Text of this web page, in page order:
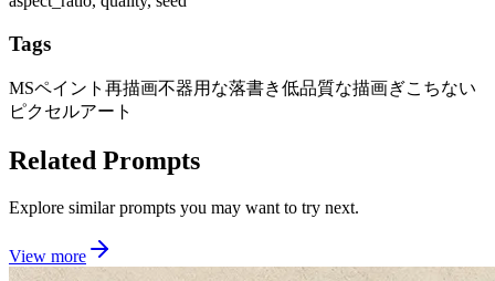
Tags
MSペイント再描画不器用な落書き低品質な描画ぎこちない
ピクセルアート
Related Prompts
Explore similar prompts you may want to try next.
View more